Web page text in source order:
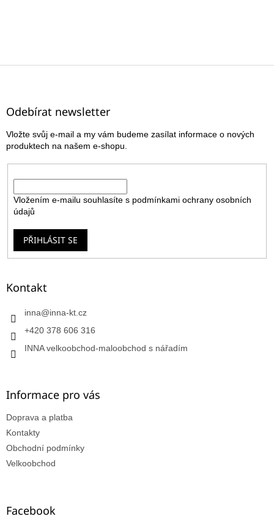
Z
Odebírat newsletter
Vložte svůj e-mail a my vám budeme zasílat informace o nových
produktech na našem e-shopu.
Vložením e-mailu souhlasíte s podmínkami ochrany osobních
údajů
PŘIHLÁSIT SE
Kontakt
inna@inna-kt.cz
+420 378 606 316
INNA velkoobchod-maloobchod s nářadím
Informace pro vás
Doprava a platba
Kontakty
Obchodní podmínky
Velkoobchod
Facebook